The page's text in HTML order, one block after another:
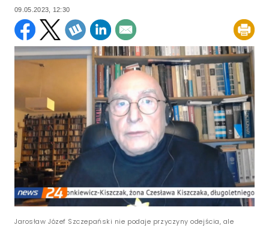
09.05.2023, 12:30
Jarosław Józef Szczepański nie podaje przyczyny odejścia, ale